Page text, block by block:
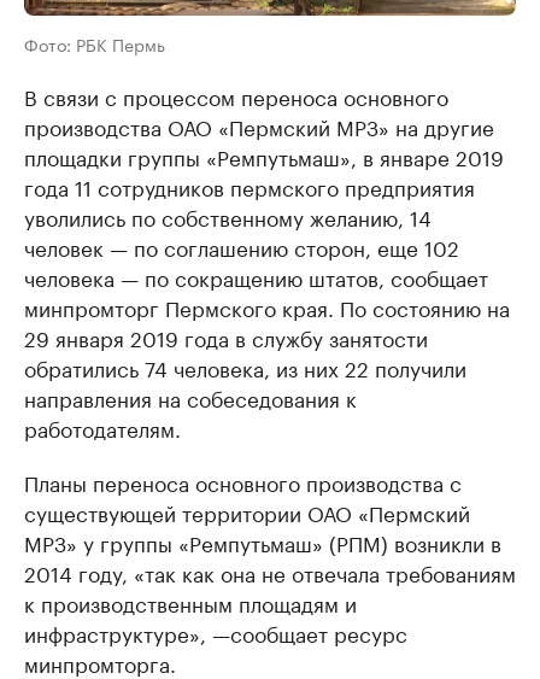
Фото: РБК Пермь
В связи с процессом переноса основного
производства ОАО «Пермский МРЗ» на другие
площадки группы «Ремпутьмаш», в январе 2019
года 11 сотрудников пермского предприятия
уволились по собственному желанию, 14
человек — по соглашению сторон, еще 102
человека — по сокращению штатов, сообщает
минпромторг Пермского края. По состоянию на
29 января 2019 года в службу занятости
обратились 74 человека, из них 22 получили
направления на собеседования к
работодателям.
Планы переноса основного производства с
существующей территории ОАО «Пермский
МРЗ» у группы «Ремпутьмаш» (РПМ) возникли в
2014 году, «так как она не отвечала требованиям
к производственным площадям и
инфраструктуре», —сообщает ресурс
минпромторга.